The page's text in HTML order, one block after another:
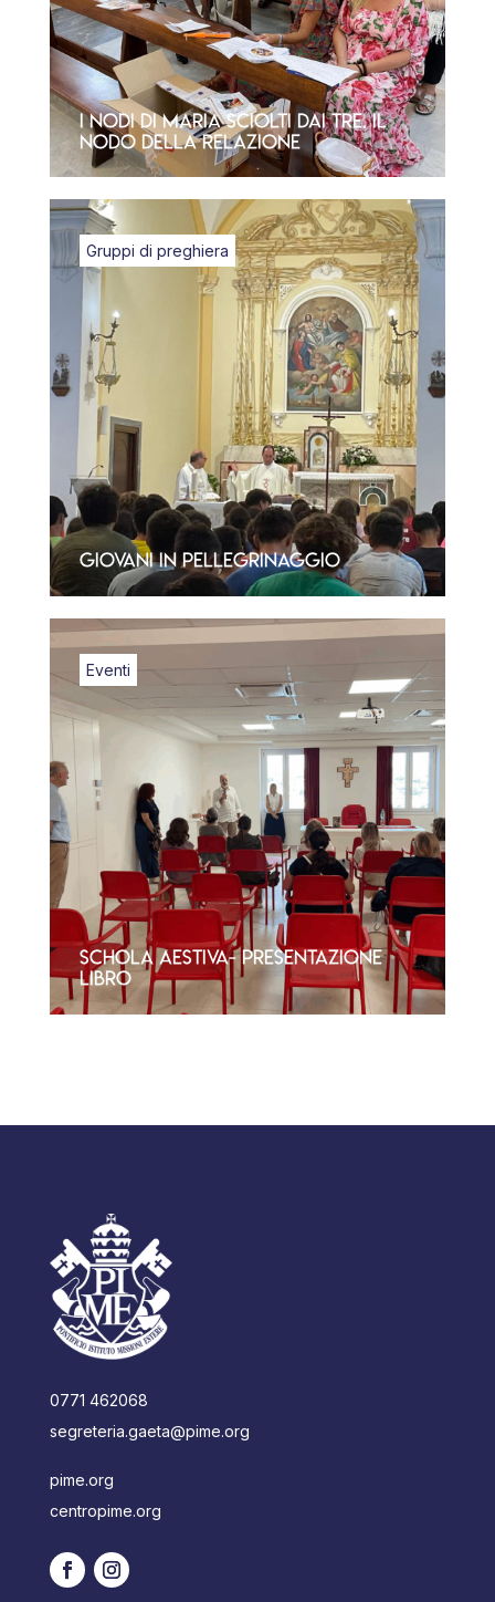
I nodi di Maria sciolti dai Tre. Il
nodo della relazione
Giovani in Pellegrinaggio
Gruppi di preghiera
Schola Aestiva- Presentazione
Libro
Eventi
0771 462068
segreteria.gaeta@pime.org
pime.org
centropime.org